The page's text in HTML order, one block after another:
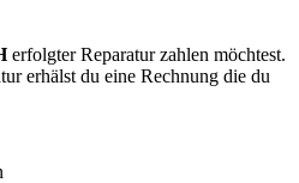
erfolgter Reparatur zahlen möchtest.
erhälst du eine Rechnung die du